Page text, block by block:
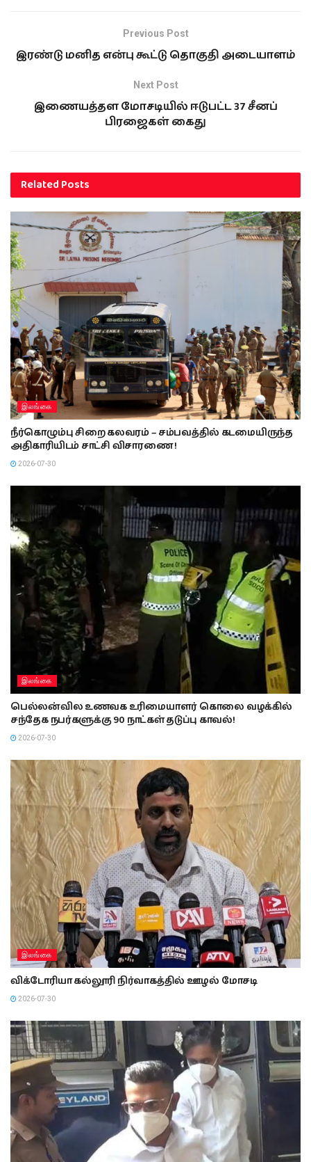
Previous Post
இரண்டு மனித என்பு கூட்டு தொகுதி அடையாளம்
Next Post
இணையத்தள மோசடியில் ஈடுபட்ட 37 சீனப்
பிரஜைகள் கைது
RelatedPosts
இலங்கை
நீர்கொழும்பு சிறை கலவரம் – சம்பவத்தில் கடமையிருந்த
அதிகாரியிடம் சாட்சி விசாரணை !
2026-07-30
இலங்கை
பெல்லன்வில உணவக உரிமையாளர் கொலை வழக்கில்
சந்தேக நபர்களுக்கு 90 நாட்கள் தடுப்பு காவல்!
2026-07-30
இலங்கை
விக்டோரியா கல்லூரி நிர்வாகத்தில் ஊழல் மோசடி
2026-07-30